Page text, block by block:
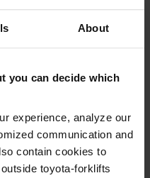
About
you can decide which
experience, analyze our
communication and
contain cookies to
toyota-forklifts
dag tot 36
tijdelijke
moeiteloos